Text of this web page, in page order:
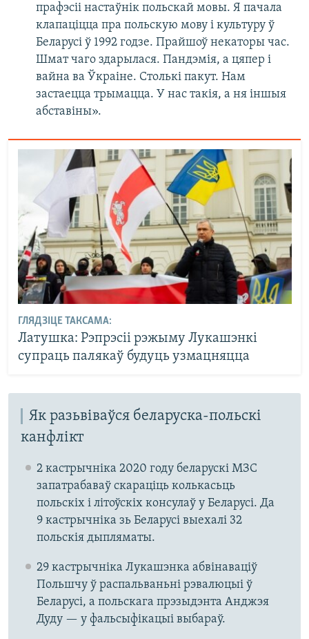
прафэсіі настаўнік польскай мовы. Я пачала
клапаціцца пра польскую мову і культуру ў
Беларусі ў 1992 годзе. Прайшоў некаторы час.
Шмат чаго здарылася. Пандэмія, а цяпер і
вайна ва Ўкраіне. Столькі пакут. Нам
застаецца трымацца. У нас такія, а ня іншыя
абставіны».
ГЛЯДЗІЦЕ ТАКСАМА:
Латушка: Рэпрэсіі рэжыму Лукашэнкі
супраць палякаў будуць узмацняцца
Як разьвіваўся беларуска-польскі
канфлікт
2 кастрычніка 2020 году беларускі МЗС
запатрабаваў скараціць колькасьць
польскіх і літоўскіх консулаў у Беларусі. Да
9 кастрычніка зь Беларусі выехалі 32
польскія дыпляматы.
29 кастрычніка Лукашэнка абвінаваціў
Польшчу ў распальваньні рэвалюцыі ў
Беларусі, а польскага прэзыдэнта Анджэя
Дуду — у фальсыфікацыі выбараў.